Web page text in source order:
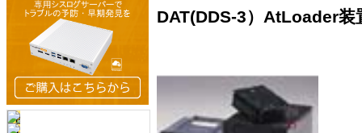
DAT(DDS-3）AtLoader装